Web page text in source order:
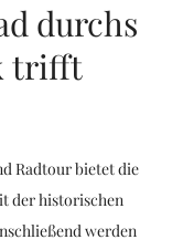
durchs
trifft
Radtour bietet die
der historischen
werden